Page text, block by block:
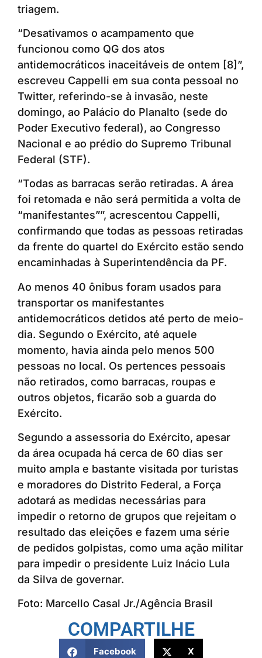
triagem.
“Desativamos o acampamento que
funcionou como QG dos atos
antidemocráticos inaceitáveis de ontem [8]”,
escreveu Cappelli em sua conta pessoal no
Twitter, referindo-se à invasão, neste
domingo, ao Palácio do Planalto (sede do
Poder Executivo federal), ao Congresso
Nacional e ao prédio do Supremo Tribunal
Federal (STF).
“Todas as barracas serão retiradas. A área
foi retomada e não será permitida a volta de
“manifestantes””, acrescentou Cappelli,
confirmando que todas as pessoas retiradas
da frente do quartel do Exército estão sendo
encaminhadas à Superintendência da PF.
Ao menos 40 ônibus foram usados para
transportar os manifestantes
antidemocráticos detidos até perto de meio-
dia. Segundo o Exército, até aquele
momento, havia ainda pelo menos 500
pessoas no local. Os pertences pessoais
não retirados, como barracas, roupas e
outros objetos, ficarão sob a guarda do
Exército.
Segundo a assessoria do Exército, apesar
da área ocupada há cerca de 60 dias ser
muito ampla e bastante visitada por turistas
e moradores do Distrito Federal, a Força
adotará as medidas necessárias para
impedir o retorno de grupos que rejeitam o
resultado das eleições e fazem uma série
de pedidos golpistas, como uma ação militar
para impedir o presidente Luiz Inácio Lula
da Silva de governar.
Foto: Marcello Casal Jr./Agência Brasil
COMPARTILHE
Facebook X